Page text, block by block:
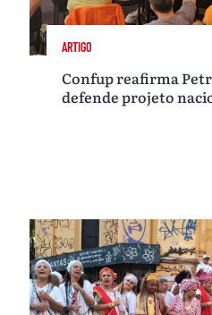
ARTIGO
Confup reafirma
defende projeto